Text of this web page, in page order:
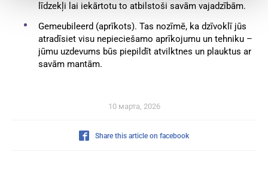
līdzekļi lai iekārtotu to atbilstoši savām vajadzībām.
Gemeubileerd (aprīkots). Tas nozīmē, ka dzīvoklī jūs
atradīsiet visu nepieciešamo aprīkojumu un tehniku –
jūmu uzdevums būs piepildīt atvilktnes un plauktus ar
savām mantām.
10 марта, 2026
Share this article on facebook